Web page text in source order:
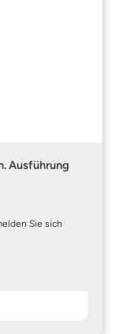
Ausführung
Sie sich